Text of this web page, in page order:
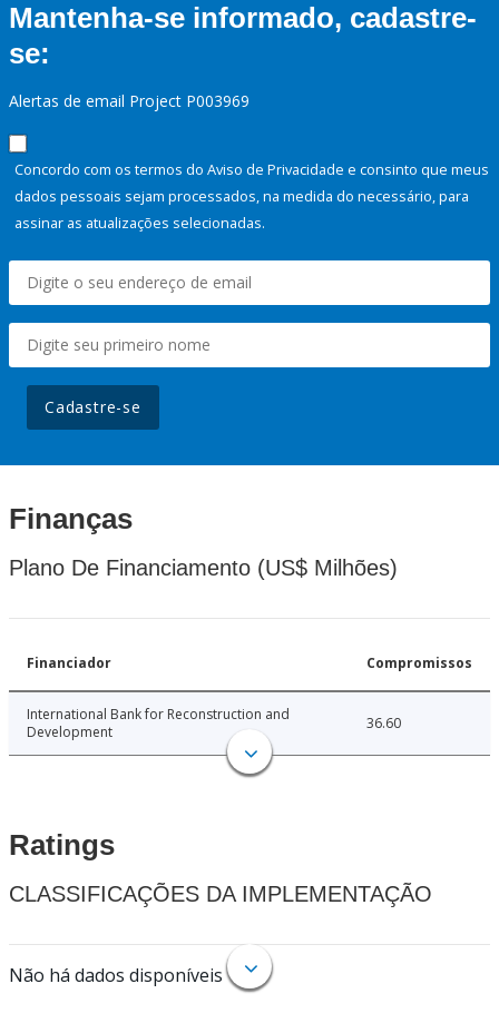
Mantenha-se informado, cadastre-
se:
Alertas de email Project P003969
Concordo com os termos do Aviso de Privacidade e consinto que meus
dados pessoais sejam processados, na medida do necessário, para
assinar as atualizações selecionadas.
Cadastre-se
Finanças
Plano De Financiamento (US$ Milhões)
Financiador Compromissos
International Bank for Reconstruction and
Development
36.60
Ratings
CLASSIFICAÇÕES DA IMPLEMENTAÇÃO
Não há dados disponíveis